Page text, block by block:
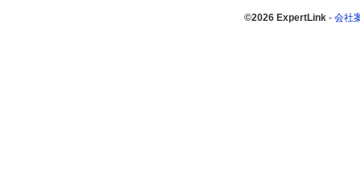
©2026 ExpertLink - 会社